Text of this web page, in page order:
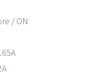
/ ON